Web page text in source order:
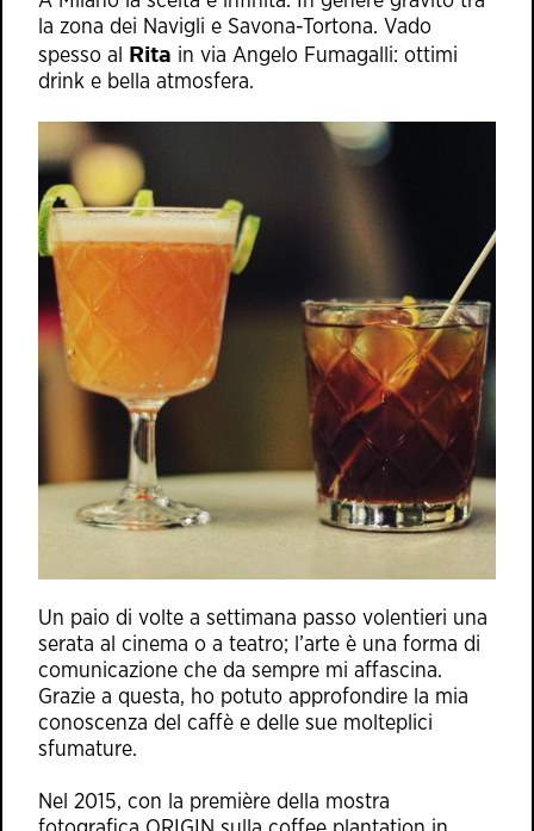
la zona dei Navigli e Savona-Tortona. Vado
spesso al Rita in via Angelo Fumagalli: ottimi
drink e bella atmosfera.
Un paio di volte a settimana passo volentieri una
serata al cinema o a teatro; l’arte è una forma di
comunicazione che da sempre mi affascina.
Grazie a questa, ho potuto approfondire la mia
conoscenza del caffè e delle sue molteplici
sfumature.
Nel 2015, con la première della mostra